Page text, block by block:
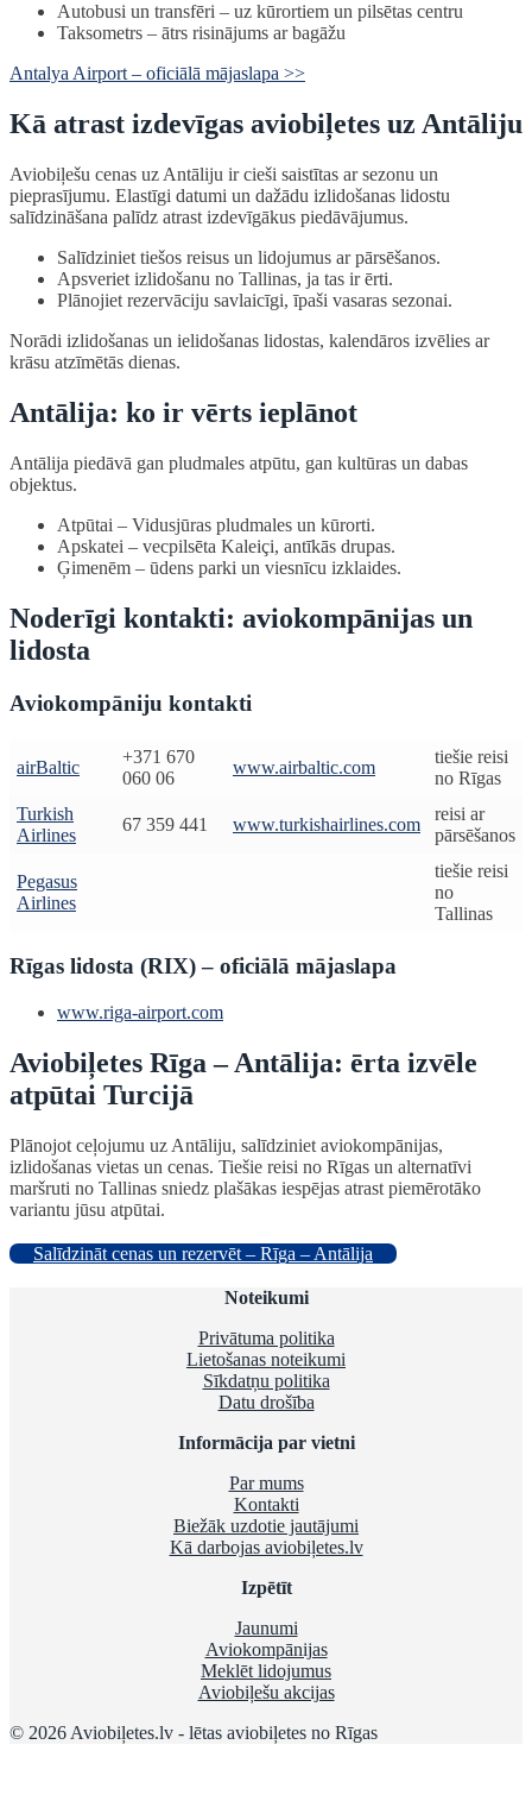
Autobusi un transfēri – uz kūrortiem un pilsētas centru
Taksometrs – ātrs risinājums ar bagāžu
Antalya Airport – oficiālā mājaslapa >>
Kā atrast izdevīgas aviobiļetes uz Antāliju
Aviobiļešu cenas uz Antāliju ir cieši saistītas ar sezonu un
pieprasījumu. Elastīgi datumi un dažādu izlidošanas lidostu
salīdzināšana palīdz atrast izdevīgākus piedāvājumus.
Salīdziniet tiešos reisus un lidojumus ar pārsēšanos.
Apsveriet izlidošanu no Tallinas, ja tas ir ērti.
Plānojiet rezervāciju savlaicīgi, īpaši vasaras sezonai.
Norādi izlidošanas un ielidošanas lidostas, kalendāros izvēlies ar
krāsu atzīmētās dienas.
Antālija: ko ir vērts ieplānot
Antālija piedāvā gan pludmales atpūtu, gan kultūras un dabas
objektus.
Atpūtai – Vidusjūras pludmales un kūrorti.
Apskatei – vecpilsēta Kaleiçi, antīkās drupas.
Ģimenēm – ūdens parki un viesnīcu izklaides.
Noderīgi kontakti: aviokompānijas un
lidosta
Aviokompāniju kontakti
airBaltic
+371 670
060 06
www.airbaltic.com
tiešie reisi
no Rīgas
Turkish
Airlines
67 359 441 www.turkishairlines.com
reisi ar
pārsēšanos
Pegasus
Airlines
tiešie reisi
no
Tallinas
Rīgas lidosta (RIX) – oficiālā mājaslapa
www.riga-airport.com
Aviobiļetes Rīga – Antālija: ērta izvēle
atpūtai Turcijā
Plānojot ceļojumu uz Antāliju, salīdziniet aviokompānijas,
izlidošanas vietas un cenas. Tiešie reisi no Rīgas un alternatīvi
maršruti no Tallinas sniedz plašākas iespējas atrast piemērotāko
variantu jūsu atpūtai.
Salīdzināt cenas un rezervēt – Rīga – Antālija
Noteikumi
Privātuma politika
Lietošanas noteikumi
Sīkdatņu politika
Datu drošība
Informācija par vietni
Par mums
Kontakti
Biežāk uzdotie jautājumi
Kā darbojas aviobiļetes.lv
Izpētīt
Jaunumi
Aviokompānijas
Meklēt lidojumus
Aviobiļešu akcijas
© 2026 Aviobiļetes.lv - lētas aviobiļetes no Rīgas